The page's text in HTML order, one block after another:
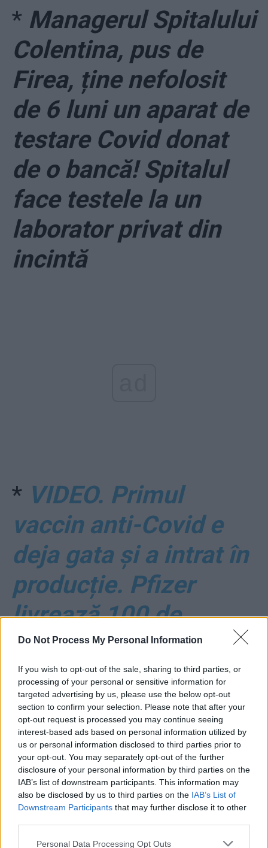
Do Not Process My Personal Information
If you wish to opt-out of the sale, sharing to third parties, or
processing of your personal or sensitive information for
targeted advertising by us, please use the below opt-out
section to confirm your selection. Please note that after your
opt-out request is processed you may continue seeing
interest-based ads based on personal information utilized by
us or personal information disclosed to third parties prior to
your opt-out. You may separately opt-out of the further
disclosure of your personal information by third parties on the
IAB’s list of downstream participants. This information may
also be disclosed by us to third parties on the IAB’s List of
Downstream Participants that may further disclose it to other
Personal Data Processing Opt Outs
* Managerul Spitalului
Colentina, pus de
Firea, ține nefolosit
de 6 luni un aparat de
testare Covid donat
de o bancă! Spitalul
face testele la un
laborator privat din
incintă
* VIDEO. Primul
vaccin anti-Covid e
deja gata și a intrat în
producție. Pfizer
livrează 100 de
milioane de doze
până la sfârșitul
anului. Specialist: „Va
fi disponibil în
primele 3 luni din
2021”